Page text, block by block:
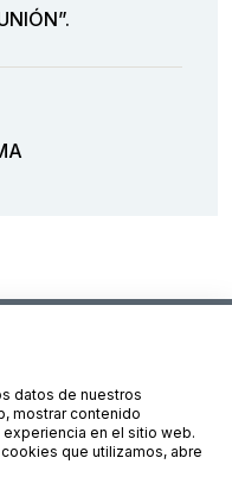
– NextGenerationEU
datos de nuestros
mostrar contenido
en el sitio web.
que utilizamos, abre